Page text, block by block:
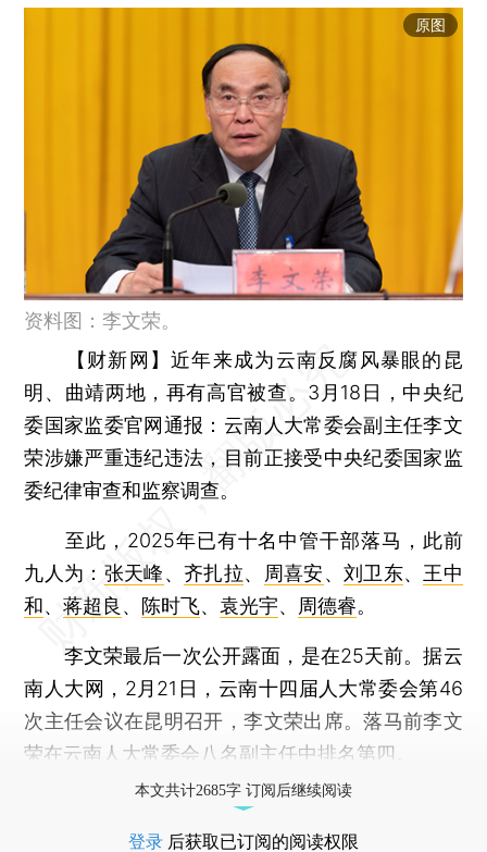
原图
资料图：李文荣。
【财新网】近年来成为云南反腐风暴眼的昆
明、曲靖两地，再有高官被查。3月18日，中央纪
委国家监委官网通报：云南人大常委会副主任李文
荣涉嫌严重违纪违法，目前正接受中央纪委国家监
委纪律审查和监察调查。
至此，2025年已有十名中管干部落马，此前
九人为： 张天峰、齐扎拉、 周喜安、 刘卫东、 王中
和、蒋超良 、 陈时飞、 袁光宇、 周德睿。
李文荣最后一次公开露面，是在25天前。据云
南人大网，2月21日，云南十四届人大常委会第46
次主任会议在昆明召开，李文荣出席。落马前李文
荣在云南人大常委会八名副主任中排名第四。
本文共计2685字 订阅后继续阅读
登录 后获取已订阅的阅读权限